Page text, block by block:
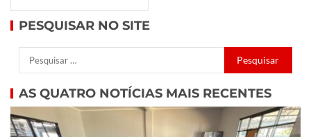
PESQUISAR NO SITE
AS QUATRO NOTÍCIAS MAIS RECENTES